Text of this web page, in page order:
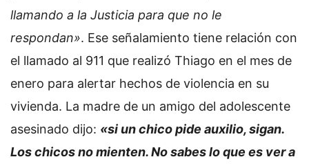
llamando a la Justicia para que no le
respondan». Ese señalamiento tiene relación con
el llamado al 911 que realizó Thiago en el mes de
enero para alertar hechos de violencia en su
vivienda. La madre de un amigo del adolescente
asesinado dijo: «si un chico pide auxilio, sigan.
Los chicos no mienten. No sabes lo que es ver a